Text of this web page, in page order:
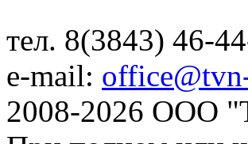
тел. 8(3843) 46-
e-mail:
2008-2026 ООО